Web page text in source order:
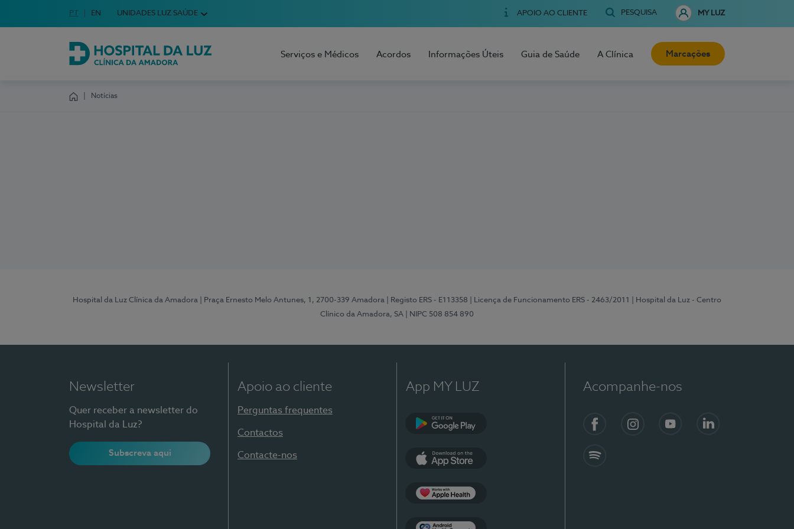
Escolha o seu idioma
Idioma em Português
PT English Language
EN UNIDADES LUZ SAÚDE APOIO AO CLIENTE PESQUISA MY LUZ
Hospital da Luz Clínica da Amadora
Serviços e Médicos Acordos Informações Úteis Guia de Saúde A Clínica Marcações
Notícias
Hospital da Luz Clínica da Amadora | Praça Ernesto Melo Antunes, 1, 2700-339 Amadora | Registo ERS - E113358 | Licença de Funcionamento ERS - 2463/2011
| Hospital da Luz - Centro
Clínico da Amadora, SA
| NIPC 508 854 890
Newsletter
Quer receber a newsletter do
Hospital da Luz?
Subscreva aqui
Apoio ao cliente
Perguntas frequentes
Contactos
Contacte-nos
App MY LUZ Acompanhe-nos